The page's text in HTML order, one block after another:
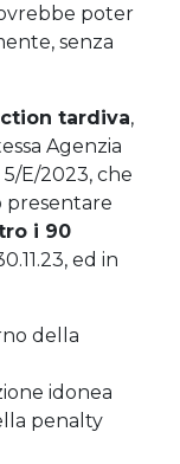
poter
senza
tardiva,
Agenzia
E/2023, che
presentare
i 90
ed in
della
idonea
penalty